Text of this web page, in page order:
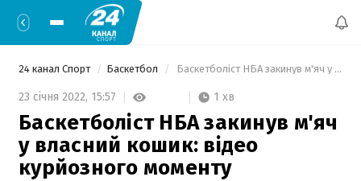
24 канал Спорт Баскетбол Баскетболіст НБА закинув м'яч у власний кошик: відео курйозного моменту
23 січня 2022, 15:57 1 хв
Баскетболіст НБА закинув м'яч
у власний кошик: відео
курйозного моменту